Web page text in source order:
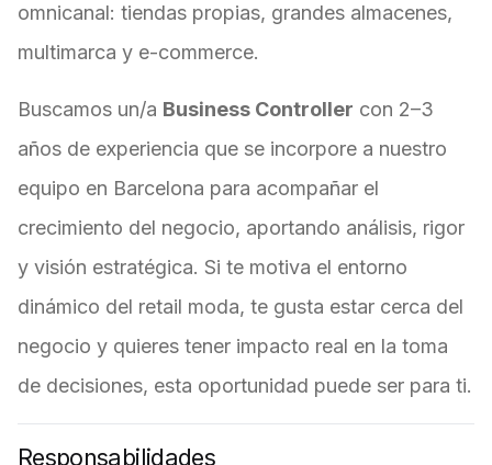
omnicanal: tiendas propias, grandes almacenes,
multimarca y e-commerce.
Buscamos un/a Business Controller con 2–3
años de experiencia que se incorpore a nuestro
equipo en Barcelona para acompañar el
crecimiento del negocio, aportando análisis, rigor
y visión estratégica. Si te motiva el entorno
dinámico del retail moda, te gusta estar cerca del
negocio y quieres tener impacto real en la toma
de decisiones, esta oportunidad puede ser para ti.
Responsabilidades